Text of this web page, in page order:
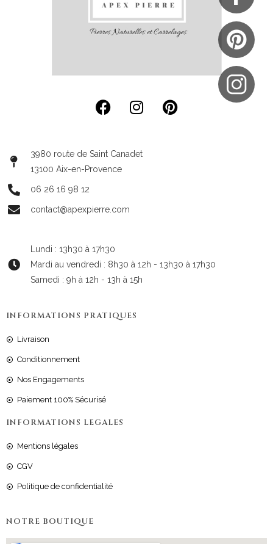
3980 route de Saint Canadet
13100 Aix-en-Provence
06 26 16 98 12
contact@apexpierre.com
Lundi : 13h30 à 17h30
Mardi au vendredi : 8h30 à 12h - 13h30 à 17h30
Samedi : 9h à 12h - 13h à 15h
INFORMATIONS PRATIQUES
Livraison
Conditionnement
Nos Engagements
Paiement 100% Sécurisé
INFORMATIONS LEGALES
Mentions légales
CGV
Politique de confidentialité
NOTRE BOUTIQUE